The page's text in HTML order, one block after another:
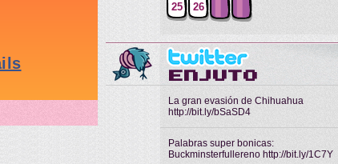
25 26
La gran evasión de Chihuahua
http://bit.ly/bSaSD4
Palabras super bonicas:
Buckminsterfullereno http://bit.ly/1C7Y